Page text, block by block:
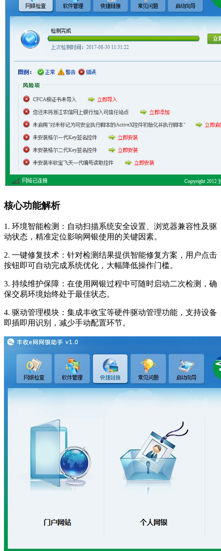
核心功能解析
1. 环境智能检测：自动扫描系统安全设置、浏览器兼容性及驱
动状态，精准定位影响网银使用的关键因素。
2. 一键修复技术：针对检测结果提供智能修复方案，用户点击
按钮即可自动完成系统优化，大幅降低操作门槛。
3. 持续维护保障：在使用网银过程中可随时启动二次检测，确
保交易环境始终处于最佳状态。
4. 驱动管理模块：集成丰收宝等硬件驱动管理功能，支持设备
即插即用识别，减少手动配置环节。